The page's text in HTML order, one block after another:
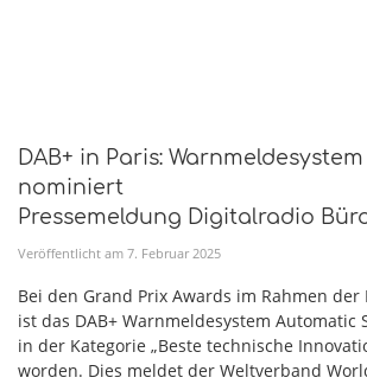
DAB+ in Paris: Warnmeldesystem
nominiert
Pressemeldung Digitalradio
Veröffentlicht am 7. Februar 2025
Bei den Grand Prix Awards im Rahmen der
ist das DAB+ Warnmeldesystem Automatic
in der Kategorie „Beste technische
worden. Dies meldet der Weltverband